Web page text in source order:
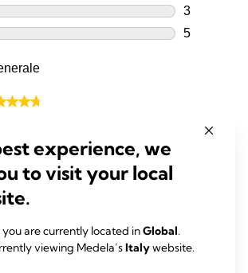
experience, we
to visit your local
you are currently located inGlobal.
viewing Medela’sItalywebsite.